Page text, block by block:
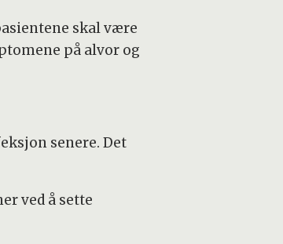
skal være
på alvor og
senere. Det
ved å sette